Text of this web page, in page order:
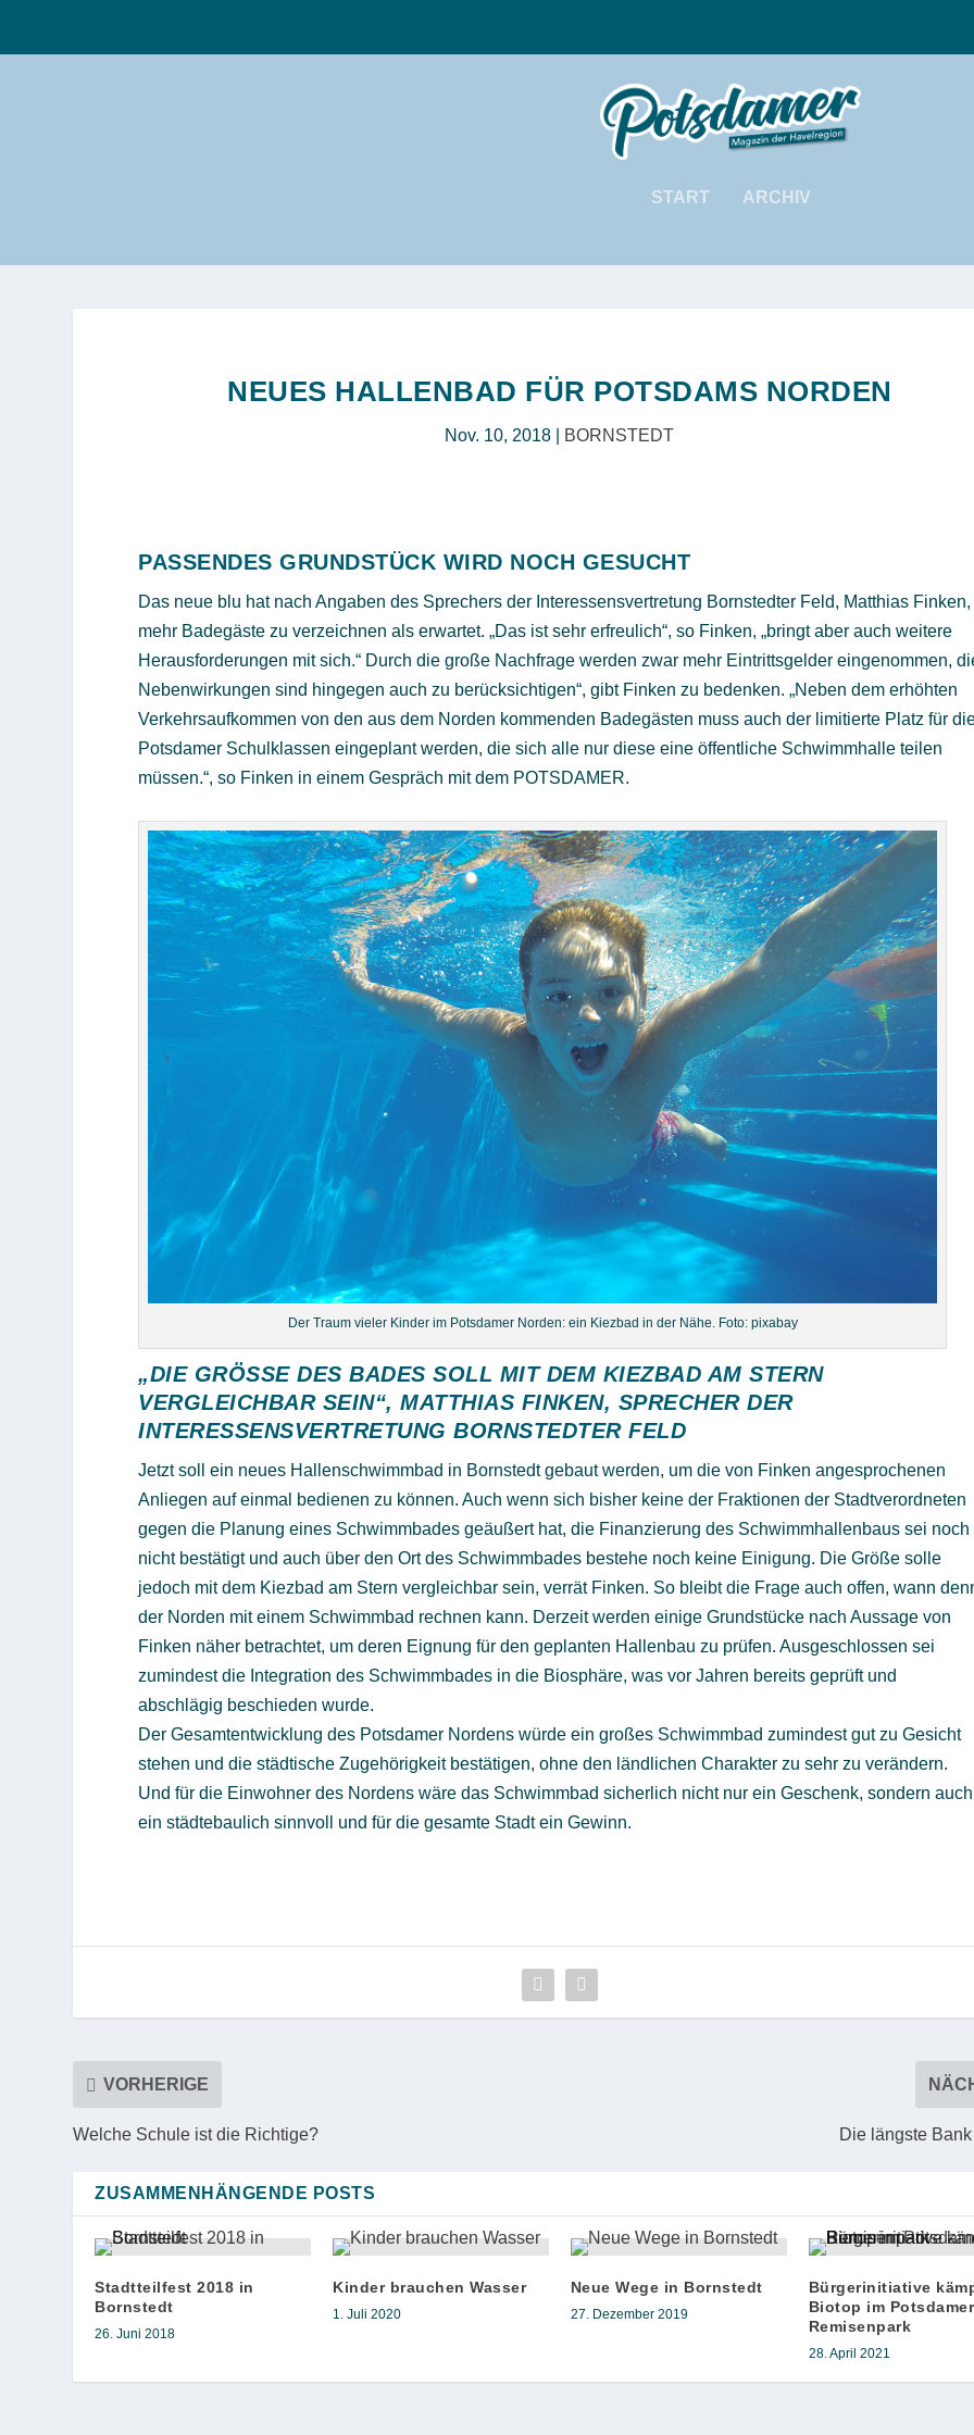
START ARCHIV
NEUES HALLENBAD FÜR POTSDAMS NORDEN
Nov. 10, 2018 BORNSTEDT
PASSENDES GRUNDSTÜCK WIRD NOCH GESUCHT
Das neue blu hat nach Angaben des Sprechers der Interessensvertretung Bornstedter Feld, Matthias Finken,
mehr Badegäste zu verzeichnen als erwartet. „Das ist sehr erfreulich“, so Finken, „bringt aber auch weitere
Herausforderungen mit sich.“ Durch die große Nachfrage werden zwar mehr Eintrittsgelder eingenommen,
Nebenwirkungen sind hingegen auch zu berücksichtigen“, gibt Finken zu bedenken. „Neben dem erhöhten
Verkehrsaufkommen von den aus dem Norden kommenden Badegästen muss auch der limitierte Platz für
Potsdamer Schulklassen eingeplant werden, die sich alle nur diese eine öffentliche Schwimmhalle teilen
müssen.“, so Finken in einem Gespräch mit dem POTSDAMER.
Der Traum vieler Kinder im Potsdamer Norden: ein Kiezbad in der Nähe. Foto: pixabay
„DIE GRÖSSE DES BADES SOLL MIT DEM KIEZBAD AM STERN V
ERGLEICHBAR SEIN“, MATTHIAS FINKEN, SPRECHER DER I
NTERESSENSVERTRETUNG BORNSTEDTER FELD
Jetzt soll ein neues Hallenschwimmbad in Bornstedt gebaut werden, um die von Finken angesprochenen
Anliegen auf einmal bedienen zu können. Auch wenn sich bisher keine der Fraktionen der Stadtverordneten
gegen die Planung eines Schwimmbades geäußert hat, die Finanzierung des Schwimmhallenbaus sei noch
nicht bestätigt und auch über den Ort des Schwimmbades bestehe noch keine Einigung. Die Größe solle
jedoch mit dem Kiezbad am Stern vergleichbar sein, verrät Finken. So bleibt die Frage auch offen, wann
der Norden mit einem Schwimmbad rechnen kann. Derzeit werden einige Grundstücke nach Aussage von
Finken näher betrachtet, um deren Eignung für den geplanten Hallenbau zu prüfen. Ausgeschlossen sei
zumindest die Integration des Schwimmbades in die Biosphäre, was vor Jahren bereits geprüft und
abschlägig beschieden wurde.
Der Gesamtentwicklung des Potsdamer Nordens würde ein großes Schwimmbad zumindest gut zu Gesicht
stehen und die städtische Zugehörigkeit bestätigen, ohne den ländlichen Charakter zu sehr zu verändern.
Und für die Einwohner des Nordens wäre das Schwimmbad sicherlich nicht nur ein Geschenk, sondern auch
ein städtebaulich sinnvoll und für die gesamte Stadt ein Gewinn.
VORHERIGE
Welche Schule ist die Richtige? Die längste
ZUSAMMENHÄNGENDE POSTS
Stadtteilfest 2018 in
Bornstedt
26. Juni 2018
Kinder brauchen Wasser
1. Juli 2020
Neue Wege in Bornstedt
27. Dezember 2019
Bürgerinitiative
Biotop im Potsdamer
Remisenpark
28. April 2021